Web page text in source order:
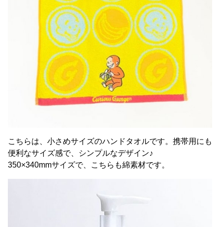
こちらは、小さめサイズのハンドタオルです。携帯用にも
便利なサイズ感で、シンプルなデザイン♪
350×340mmサイズで、こちらも綿素材です。